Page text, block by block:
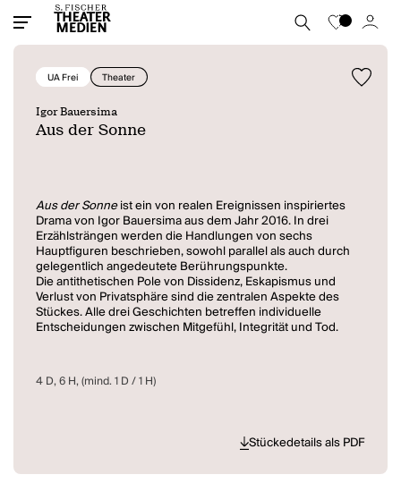
UA Frei Theater
Igor Bauersima
Aus der Sonne
Aus der Sonneist ein von realen Ereignissen inspiriertes
Drama von Igor Bauersima aus dem Jahr 2016. In drei
Erzählsträngen werden die Handlungen von sechs
Hauptfiguren beschrieben, sowohl parallel als auch durch
gelegentlich angedeutete Berührungspunkte.
Die antithetischen Pole von Dissidenz, Eskapismus und
Verlust von Privatsphäre sind die zentralen Aspekte des
Stückes. Alle drei Geschichten betreffen individuelle
Entscheidungen zwischen Mitgefühl, Integrität und Tod.
4 D, 6 H, (mind. 1 D / 1 H)
Stückedetails als PDF